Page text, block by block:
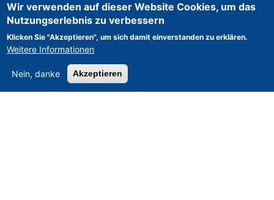
Wir verwenden auf dieser Website Cookies, um das
Nutzungserlebnis zu verbessern
Klicken Sie "Akzeptieren", um sich damit einverstanden zu erklären.
Weitere Informationen
Nein, danke Akzeptieren